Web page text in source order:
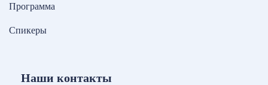
Программа
Спикеры
Наши контакты